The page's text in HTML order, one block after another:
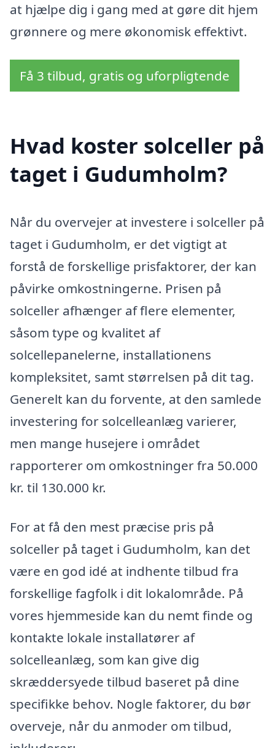
at hjælpe dig i gang med at gøre dit hjem
grønnere og mere økonomisk effektivt.
Få 3 tilbud, gratis og uforpligtende
Hvad koster solceller på
taget i Gudumholm?
Når du overvejer at investere i solceller på
taget i Gudumholm, er det vigtigt at
forstå de forskellige prisfaktorer, der kan
påvirke omkostningerne. Prisen på
solceller afhænger af flere elementer,
såsom type og kvalitet af
solcellepanelerne, installationens
kompleksitet, samt størrelsen på dit tag.
Generelt kan du forvente, at den samlede
investering for solcelleanlæg varierer,
men mange husejere i området
rapporterer om omkostninger fra 50.000
kr. til 130.000 kr.
For at få den mest præcise pris på
solceller på taget i Gudumholm, kan det
være en god idé at indhente tilbud fra
forskellige fagfolk i dit lokalområde. På
vores hjemmeside kan du nemt finde og
kontakte lokale installatører af
solcelleanlæg, som kan give dig
skræddersyede tilbud baseret på dine
specifikke behov. Nogle faktorer, du bør
overveje, når du anmoder om tilbud,